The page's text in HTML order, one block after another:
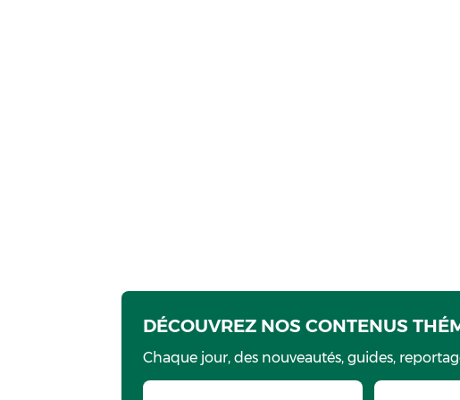
DÉCOUVREZ NOS CONTENUS
Chaque jour, des nouveautés, guides,